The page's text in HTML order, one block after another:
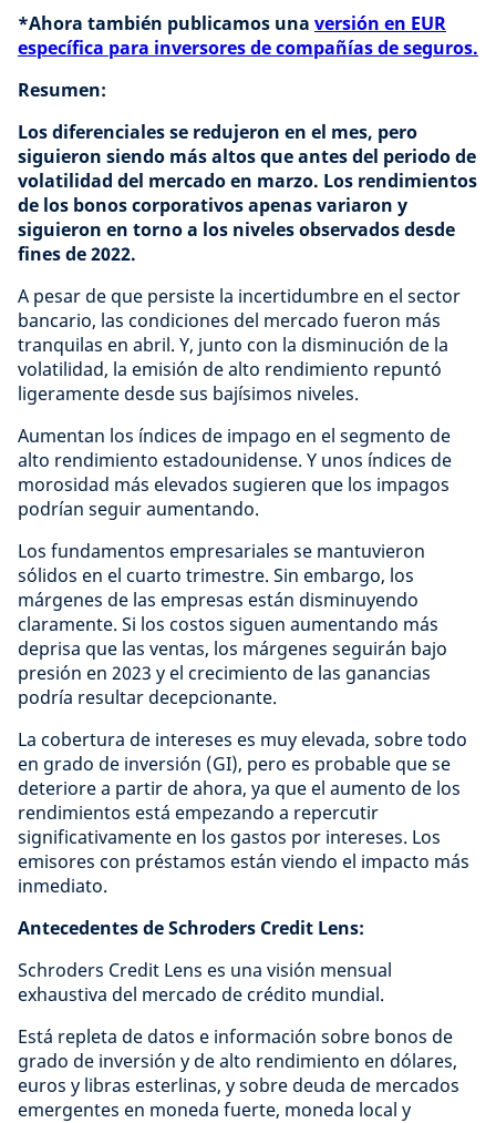
*Ahora también publicamos una versión en EUR
específica para inversores de compañías de seguros.
Resumen:
Los diferenciales se redujeron en el mes, pero
siguieron siendo más altos que antes del periodo de
volatilidad del mercado en marzo. Los rendimientos
de los bonos corporativos apenas variaron y
siguieron en torno a los niveles observados desde
fines de 2022.
A pesar de que persiste la incertidumbre en el sector
bancario, las condiciones del mercado fueron más
tranquilas en abril. Y, junto con la disminución de la
volatilidad, la emisión de alto rendimiento repuntó
ligeramente desde sus bajísimos niveles.
Aumentan los índices de impago en el segmento de
alto rendimiento estadounidense. Y unos índices de
morosidad más elevados sugieren que los impagos
podrían seguir aumentando.
Los fundamentos empresariales se mantuvieron
sólidos en el cuarto trimestre. Sin embargo, los
márgenes de las empresas están disminuyendo
claramente. Si los costos siguen aumentando más
deprisa que las ventas, los márgenes seguirán bajo
presión en 2023 y el crecimiento de las ganancias
podría resultar decepcionante.
La cobertura de intereses es muy elevada, sobre todo
en grado de inversión (GI), pero es probable que se
deteriore a partir de ahora, ya que el aumento de los
rendimientos está empezando a repercutir
significativamente en los gastos por intereses. Los
emisores con préstamos están viendo el impacto más
inmediato.
Antecedentes de Schroders Credit Lens:
Schroders Credit Lens es una visión mensual
exhaustiva del mercado de crédito mundial.
Está repleta de datos e información sobre bonos de
grado de inversión y de alto rendimiento en dólares,
euros y libras esterlinas, y sobre deuda de mercados
emergentes en moneda fuerte, moneda local y